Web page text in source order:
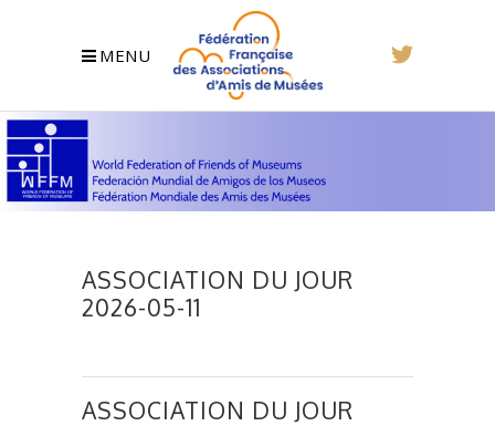
MENU
ASSOCIATION DU JOUR
2026-05-11
ASSOCIATION DU JOUR